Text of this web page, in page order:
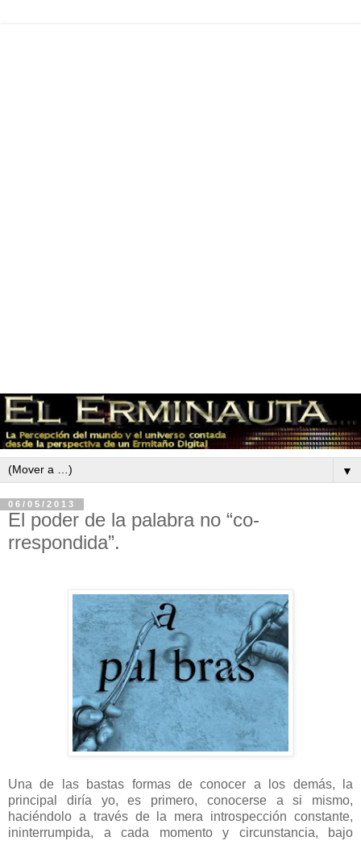
▼
06/05/2013
El poder de la palabra no “co-
rrespondida”.
Una de las bastas formas de conocer a los demás, la
principal diría yo, es primero, conocerse a si mismo,
haciéndolo a través de la mera introspección constante,
ininterrumpida, a cada momento y circunstancia, bajo